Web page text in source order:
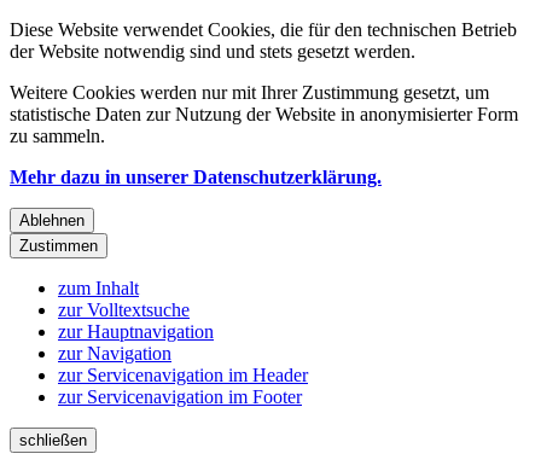
Diese Website verwendet Cookies, die für den technischen Betrieb
der Website notwendig sind und stets gesetzt werden.
Weitere Cookies werden nur mit Ihrer Zustimmung gesetzt, um
statistische Daten zur Nutzung der Website in anonymisierter Form
zu sammeln.
Mehr dazu in unserer Datenschutzerklärung.
Ablehnen
Zustimmen
zum Inhalt
zur Volltextsuche
zur Hauptnavigation
zur Navigation
zur Servicenavigation im Header
zur Servicenavigation im Footer
schließen